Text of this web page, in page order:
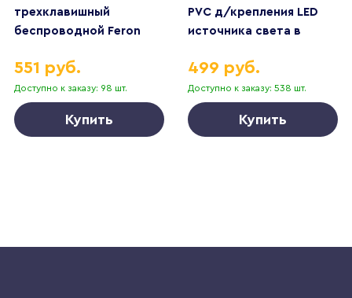
трехклавишный
беспроводной Feron
41727
Доступно к заказу: 98 шт.
551 руб.
Купить
PVC д/крепления LED
источника света в
Singo Lightstar 012606
Доступно к заказу: 538 шт.
499 руб.
Купить